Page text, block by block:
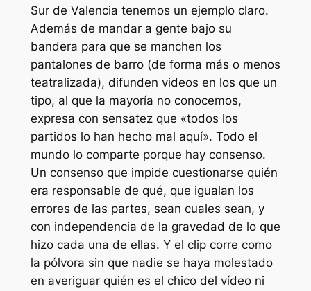
Sur de Valencia tenemos un ejemplo claro.
Además de mandar a gente bajo su
bandera para que se manchen los
pantalones de barro (de forma más o menos
teatralizada), difunden videos en los que un
tipo, al que la mayoría no conocemos,
expresa con sensatez que «todos los
partidos lo han hecho mal aquí». Todo el
mundo lo comparte porque hay consenso.
Un consenso que impide cuestionarse quién
era responsable de qué, que igualan los
errores de las partes, sean cuales sean, y
con independencia de la gravedad de lo que
hizo cada una de ellas. Y el clip corre como
la pólvora sin que nadie se haya molestado
en averiguar quién es el chico del vídeo ni